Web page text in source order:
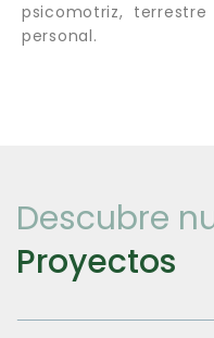
psicomotriz,
personal.
Descubre
Proyectos